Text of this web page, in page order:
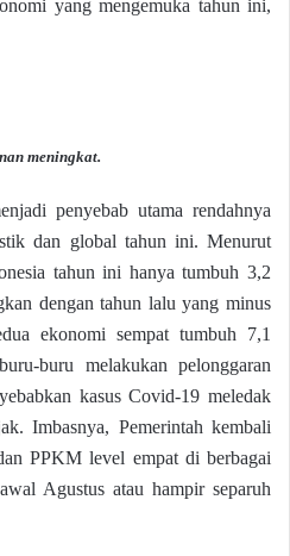
yang mengemuka tahun ini,
meningkat.
penyebab utama rendahnya
dan global tahun ini. Menurut
tahun ini hanya tumbuh 3,2
dengan tahun lalu yang minus
ekonomi sempat tumbuh 7,1
buru melakukan pelonggaran
kasus Covid-19 meledak
Imbasnya, Pemerintah kembali
PPKM level empat di berbagai
Agustus atau hampir separuh